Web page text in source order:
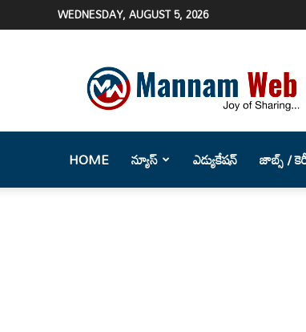
WEDNESDAY, AUGUST 5, 2026
Web
(మన్నం
News
HOME న్యూస్ ఎడ్యుకేషన్ జాబ్స్ /